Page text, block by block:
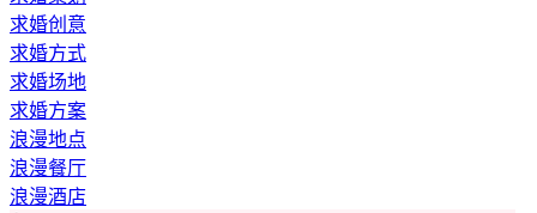
求婚创意
求婚方式
求婚场地
求婚方案
浪漫地点
浪漫餐厅
浪漫酒店